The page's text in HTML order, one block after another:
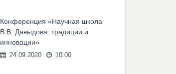
Конференция «Научная школа
В.В. Давыдова: традиции и
инновации»
24.09.2020 10:00